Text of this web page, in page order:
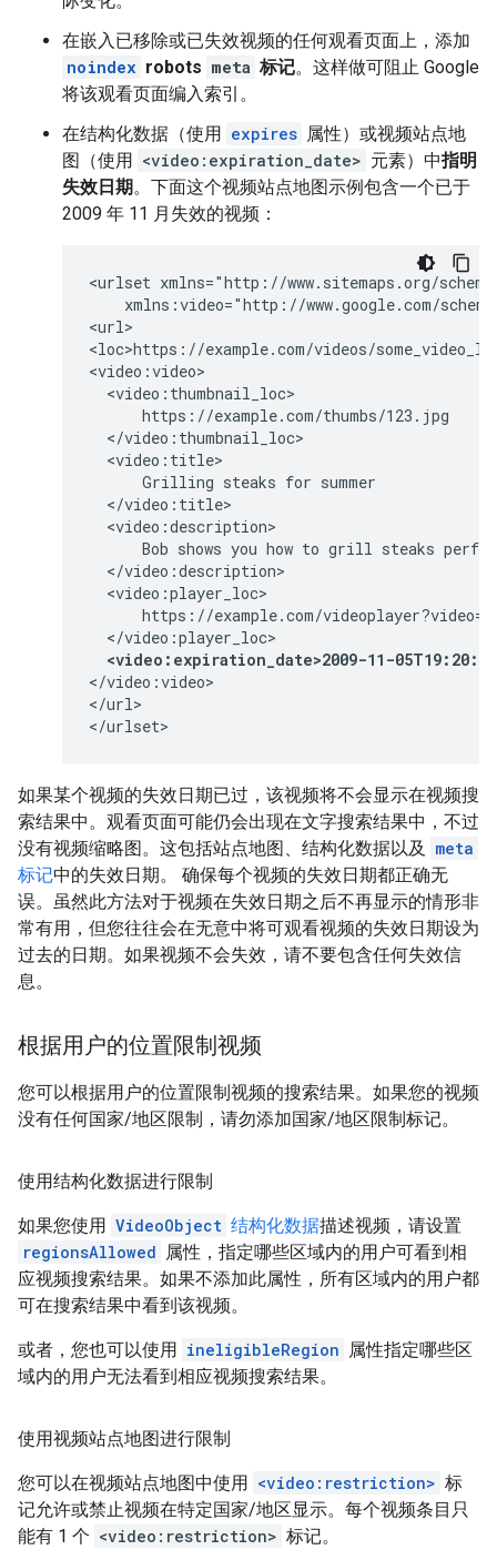
在嵌入已移除或已失效视频的任何观看页面上，添加
noindex robots meta 标记。这样做可阻止 Google
将该观看页面编入索引。
在结构化数据（使用 expires 属性）或视频站点地
图（使用 <video:expiration_date> 元素）中指明
失效日期。下面这个视频站点地图示例包含一个已于
2009 年 11 月失效的视频：
<urlset xmlns="http://www.sitemaps.org/
xmlns:video="http://www.google.com/
<url>
<loc>https://example.com/videos/
<video:video>
  <video:thumbnail_loc>
      https://example.com/thumbs/123.jpg
  </video:thumbnail_loc>
  <video:title>
      Grilling steaks for summer
  </video:title>
  <video:description>
Bob shows you how to grill steaks
  </video:description>
  <video:player_loc>
https://example.com/
  </video:player_loc>
<video:expiration_date>2009-11-
</video:video>
</url>
</urlset>
如果某个视频的失效日期已过，该视频将不会显示在视频搜
索结果中。观看页面可能仍会出现在文字搜索结果中，不过
没有视频缩略图。这包括站点地图、结构化数据以及
meta
标记中的失效日期。 确保每个视频的失效日期都正确无
误。虽然此方法对于视频在失效日期之后不再显示的情形非
常有用，但您往往会在无意中将可观看视频的失效日期设为
过去的日期。如果视频不会失效，请不要包含任何失效信
息。
根据用户的位置限制视频
您可以根据用户的位置限制视频的搜索结果。如果您的视频
没有任何国家/地区限制，请勿添加国家/地区限制标记。
使用结构化数据进行限制
如果您使用 VideoObject 结构化数据描述视频，请设置
regionsAllowed 属性，指定哪些区域内的用户可看到相
应视频搜索结果。如果不添加此属性，所有区域内的用户都
可在搜索结果中看到该视频。
或者，您也可以使用 ineligibleRegion 属性指定哪些区
域内的用户无法看到相应视频搜索结果。
使用视频站点地图进行限制
您可以在视频站点地图中使用 <video:restriction> 标
记允许或禁止视频在特定国家/地区显示。每个视频条目只
能有 1 个 <video:restriction> 标记。